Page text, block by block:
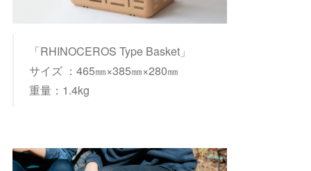
「RHINOCEROS Type Basket」
サイズ ：465㎜×385㎜×280㎜
重量：1.4kg